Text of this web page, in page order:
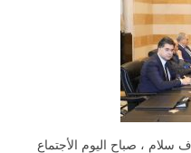
، صباح اليوم الأجتماع